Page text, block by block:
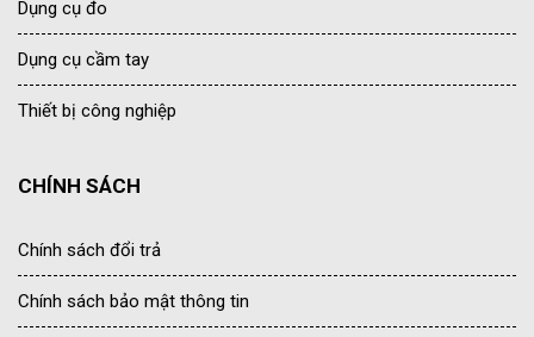
Dụng cụ đo
Dụng cụ cầm tay
Thiết bị công nghiệp
CHÍNH SÁCH
Chính sách đổi trả
Chính sách bảo mật thông tin